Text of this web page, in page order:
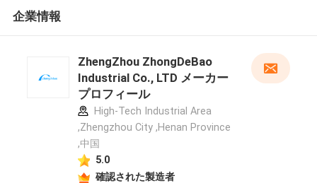
企業情報
ZhengZhou ZhongDeBao
Industrial Co., LTD メーカー
プロフィール
High-Tech Industrial Area
,Zhengzhou City ,Henan Province
,中国
5.0
確認された製造者